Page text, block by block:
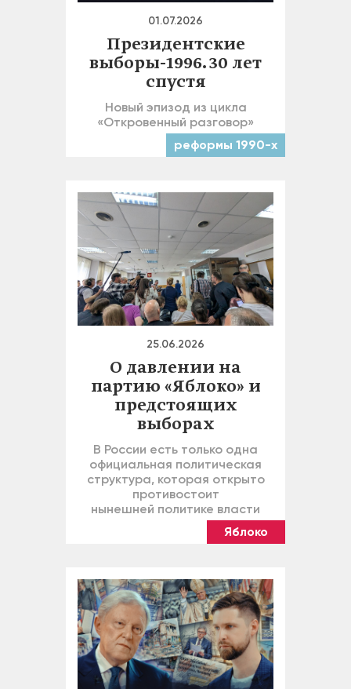
01.07.2026
Президентские
выборы-1996. 30 лет
спустя
Новый эпизод из цикла
«Откровенный разговор»
реформы 1990-х
25.06.2026
О давлении на
партию «Яблоко» и
предстоящих
выборах
В России есть только одна
официальная политическая
структура, которая открыто
противостоит
нынешней политике власти
Яблоко